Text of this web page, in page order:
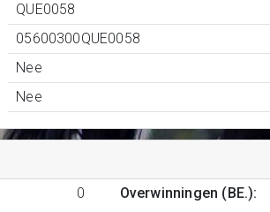
QUE0058
05600300QUE0058
Nee
Nee
0
Overwinningen (BE.):